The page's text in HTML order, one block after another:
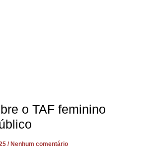
o TAF feminino
Nenhum comentário